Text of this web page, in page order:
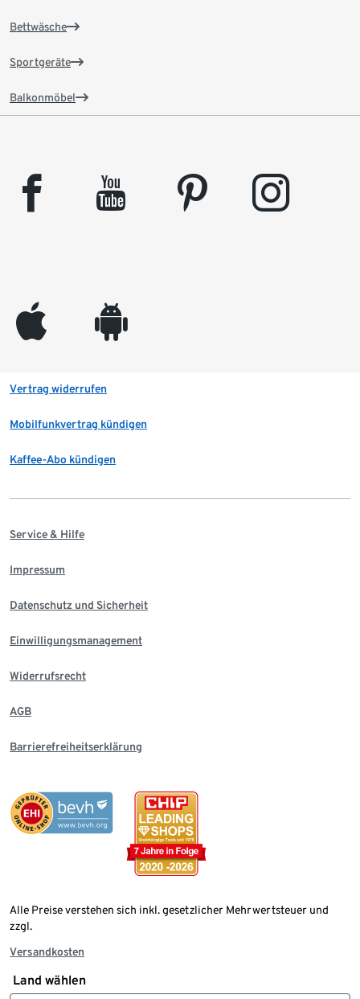
Bettwäsche
Sportgeräte
Balkonmöbel
facebook youtube pinterest instagram
appleinc android
Vertrag widerrufen
Mobilfunkvertrag kündigen
Kaffee-Abo kündigen
Service & Hilfe
Impressum
Datenschutz und Sicherheit
Einwilligungsmanagement
Widerrufsrecht
AGB
Barrierefreiheitserklärung
Alle Preise verstehen sich inkl. gesetzlicher Mehrwertsteuer und
zzgl.
Versandkosten
Land wählen